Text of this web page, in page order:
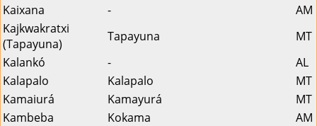
Kaixana
-
AM
Kajkwakratxi
(Tapayuna)
Tapayuna
MT
Kalankó
-
AL
Kalapalo
Kalapalo
MT
Kamaiurá
Kamayurá
MT
Kambeba
Kokama
AM